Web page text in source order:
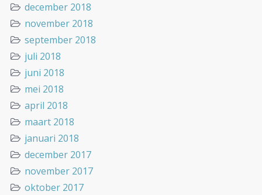
december 2018
november 2018
september 2018
juli 2018
juni 2018
mei 2018
april 2018
maart 2018
januari 2018
december 2017
november 2017
oktober 2017